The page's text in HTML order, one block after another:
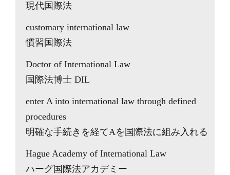
現代国際法
customary international law
慣習国際法
Doctor of International Law
国際法博士 DIL
enter A into international law through defined
procedures
明確な手続きを経てAを国際法に組み入れる
Hague Academy of International Law
ハーグ国際法アカデミー